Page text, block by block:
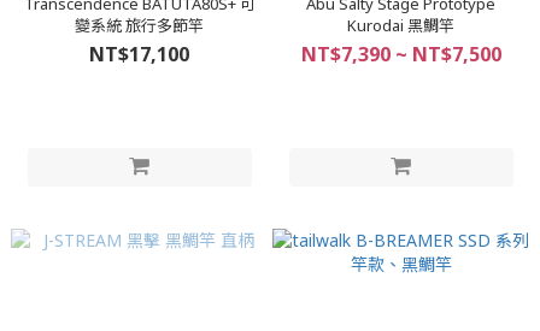
變系統 旅行多節竿
NT$17,100
Kurodai 黑鯛竿
NT$7,390 ~ NT$7,500